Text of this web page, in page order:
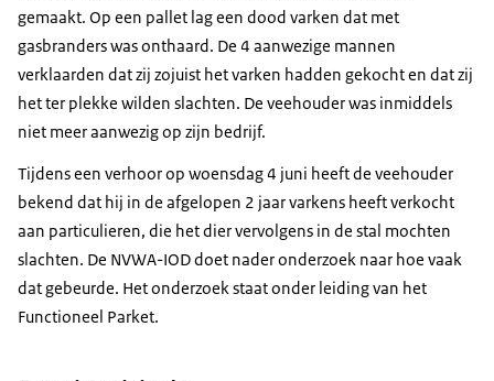
gemaakt. Op een pallet lag een dood varken dat met
gasbranders was onthaard. De 4 aanwezige mannen
verklaarden dat zij zojuist het varken hadden gekocht en dat zij
het ter plekke wilden slachten. De veehouder was inmiddels
niet meer aanwezig op zijn bedrijf.
Tijdens een verhoor op woensdag 4 juni heeft de veehouder
bekend dat hij in de afgelopen 2 jaar varkens heeft verkocht
aan particulieren, die het dier vervolgens in de stal mochten
slachten. De NVWA-IOD doet nader onderzoek naar hoe vaak
dat gebeurde. Het onderzoek staat onder leiding van het
Functioneel Parket.